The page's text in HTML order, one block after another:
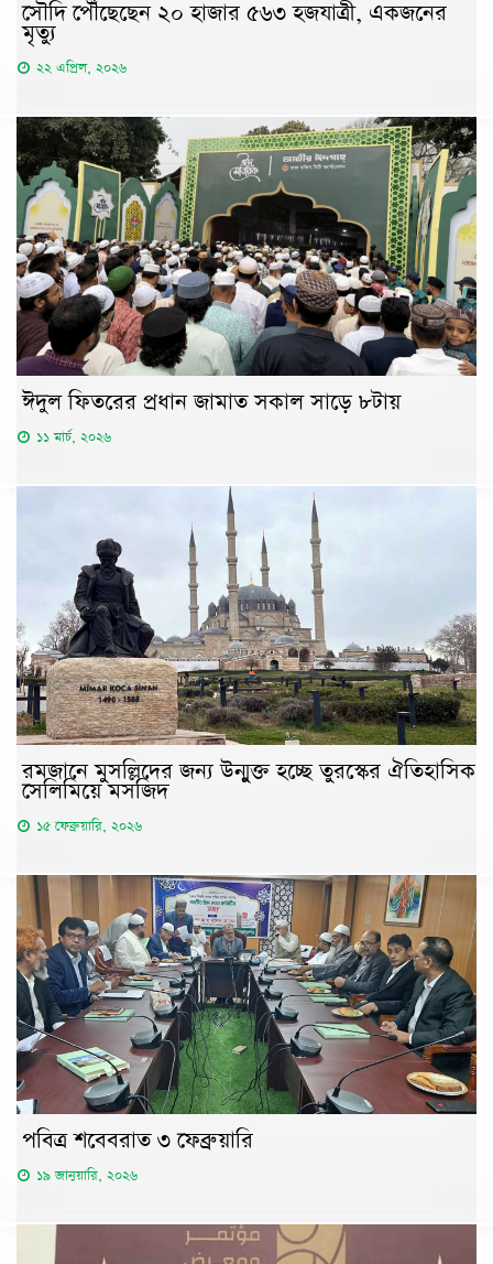
সৌদি পৌঁছেছেন ২০ হাজার ৫৬৩ হজযাত্রী, একজনের
মৃত্যু
২২ এপ্রিল, ২০২৬
ঈদুল ফিতরের প্রধান জামাত সকাল সাড়ে ৮টায়
১১ মার্চ, ২০২৬
রমজানে মুসল্লিদের জন্য উন্মুক্ত হচ্ছে তুরস্কের ঐতিহাসিক
সেলিমিয়ে মসজিদ
১৫ ফেব্রুয়ারি, ২০২৬
পবিত্র শবেবরাত ৩ ফেব্রুয়ারি
১৯ জানুয়ারি, ২০২৬